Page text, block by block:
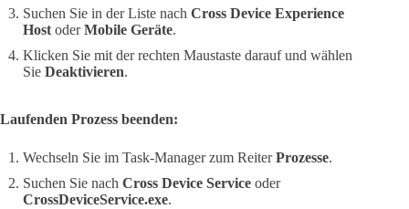
Suchen Sie in der Liste nach Cross Device Experience
Host oderMobile Geräte.
Klicken Sie mit der rechten Maustaste darauf und wählen
Sie Deaktivieren.
Laufenden Prozess beenden:
Wechseln Sie im Task-Manager zum ReiterProzesse.
Suchen Sie nach Cross Device Service oder
CrossDeviceService.exe.